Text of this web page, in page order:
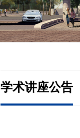
学术讲座公告